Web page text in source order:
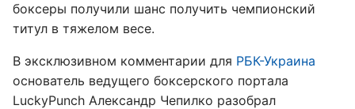
боксеры получили шанс получить чемпионский
титул в тяжелом весе.
В эксклюзивном комментарии для РБК-Украина
основатель ведущего боксерского портала
LuckyPunch Александр Чепилко разобрал